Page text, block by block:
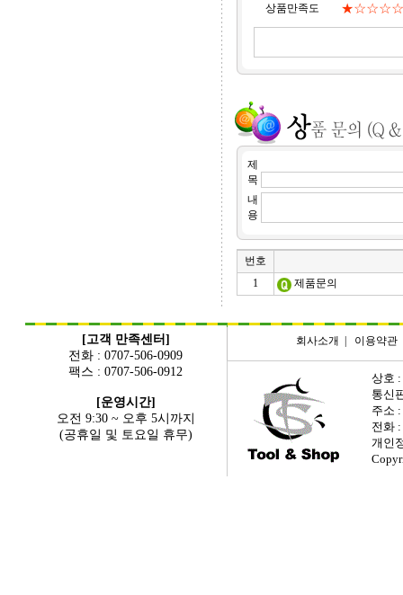
상품만족도 ★☆☆☆☆
제
목
내
용
번호
1
제품문의
[고객 만족센터]
전화 : 0707-506-0909
팩스 : 0707-506-0912
[운영시간]
오전 9:30 ~ 오후 5시까지
(공휴일 및 토요일 휴무)
회사소개 이용약관
상호
통신
주소
전화
개인